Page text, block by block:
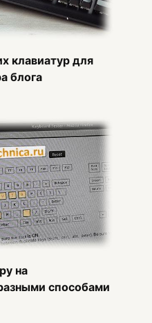
клавиатур для
блога
на
способами